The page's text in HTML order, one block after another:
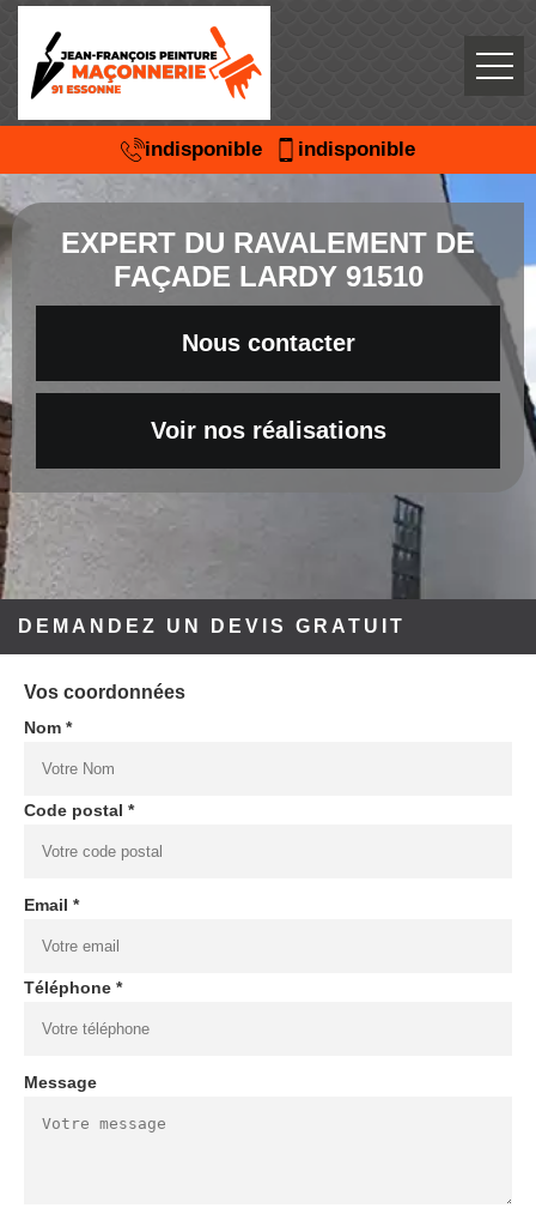
indisponible indisponible
EXPERT DU RAVALEMENT DE
FAÇADE LARDY 91510
Nous contacter
Voir nos réalisations
DEMANDEZ UN DEVIS GRATUIT
Vos coordonnées
Nom *
Code postal *
Email *
Téléphone *
Message